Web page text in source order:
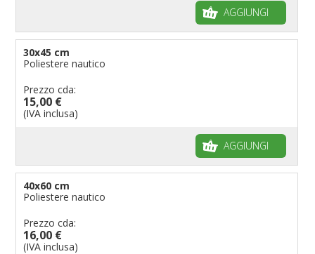
pennoni per bandiere
AGGIUNGI
30x45 cm
Poliestere nautico
Prezzo cda:
15,00 €
(IVA inclusa)
AGGIUNGI
40x60 cm
Poliestere nautico
Prezzo cda:
16,00 €
(IVA inclusa)